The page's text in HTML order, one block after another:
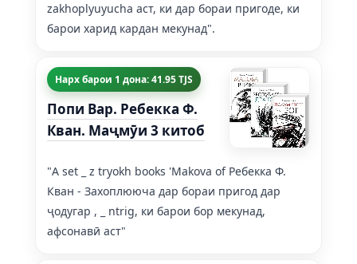
zakhoplyuyucha аст, ки дар бораи пригоде, ки
барои харид кардан мекунад".
Нарх барои 1 дона: 41.95 TJS
Попи Вар. Ребекка Ф.
Кван. Маҷмӯи 3 китоб
"A set _ z tryokh books 'Makova of Ребекка Ф.
Кван - Захоплююча дар бораи пригод дар
ҷодугар , _ ntrig, ки барои бор мекунад,
афсонавӣ аст"